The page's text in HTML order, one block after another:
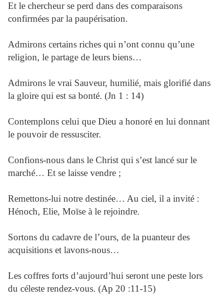
Et le chercheur se perd dans des comparaisons
confirmées par la paupérisation.
Admirons certains riches qui n’ont connu qu’une
religion, le partage de leurs biens…
Admirons le vrai Sauveur, humilié, mais glorifié dans
la gloire qui est sa bonté. (Jn 1 : 14)
Contemplons celui que Dieu a honoré en lui donnant
le pouvoir de ressusciter.
Confions-nous dans le Christ qui s’est lancé sur le
marché… Et se laisse vendre ;
Remettons-lui notre destinée… Au ciel, il a invité :
Hénoch, Elie, Moïse à le rejoindre.
Sortons du cadavre de l’ours, de la puanteur des
acquisitions et lavons-nous…
Les coffres forts d’aujourd’hui seront une peste lors
du céleste rendez-vous. (Ap 20 :11-15)